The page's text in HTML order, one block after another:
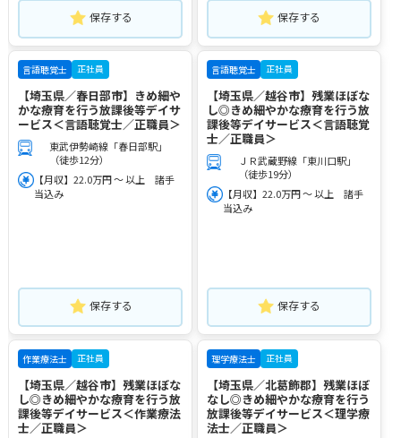
保存する 保存する
言語聴覚士 正社員
【埼玉県／春日部市】きめ細や
かな療育を行う放課後等デイサ
ービス＜言語聴覚士／正職員＞
東武伊勢崎線「春日部駅」
（徒歩12分）
【月収】22.0万円 ～ 以上 諸手
当込み
保存する
言語聴覚士 正社員
【埼玉県／越谷市】残業ほぼな
し◎きめ細やかな療育を行う放
課後等デイサービス＜言語聴覚
士／正職員＞
ＪＲ武蔵野線「東川口駅」
（徒歩19分）
【月収】22.0万円 ～ 以上 諸手
当込み
保存する
作業療法士 正社員
【埼玉県／越谷市】残業ほぼな
し◎きめ細やかな療育を行う放
課後等デイサービス＜作業療法
士／正職員＞
理学療法士 正社員
【埼玉県／北葛飾郡】残業ほぼ
なし◎きめ細やかな療育を行う
放課後等デイサービス＜理学療
法士／正職員＞